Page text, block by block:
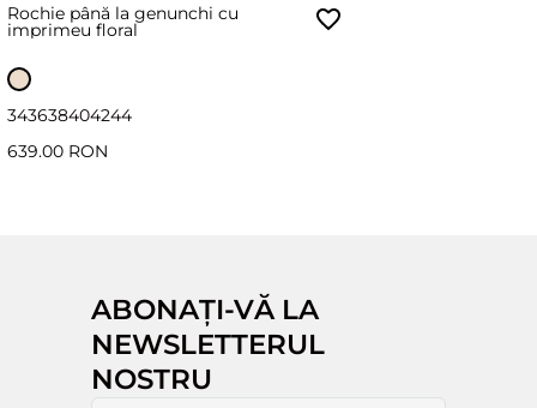
Rochie până la genunchi cu
imprimeu floral
343638404244
639.00 RON
ABONAȚI-VĂ LA
NEWSLETTERUL
NOSTRU